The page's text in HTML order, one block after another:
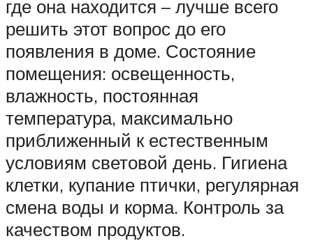
где она находится – лучше всего
решить этот вопрос до его
появления в доме. Состояние
помещения: освещенность,
влажность, постоянная
температура, максимально
приближенный к естественным
условиям световой день. Гигиена
клетки, купание птички, регулярная
смена воды и корма. Контроль за
качеством продуктов.